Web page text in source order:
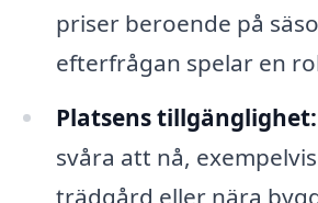
priser beroende på
efterfrågan spelar en
Platsens tillgänglighet:
svåra att nå,
trädgård eller nära